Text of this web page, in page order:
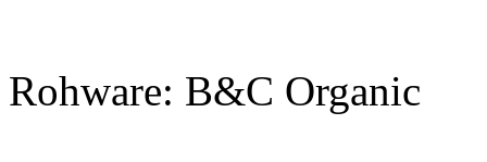
Rohware: B&C Organic